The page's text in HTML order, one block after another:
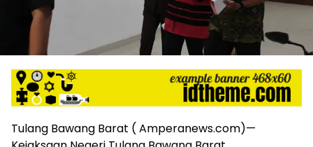
Koran
maupun
media
siber
lainnya,
desain
Koran
dan
media
siber
Tulang Bawang Barat ( Amperanews.com)—